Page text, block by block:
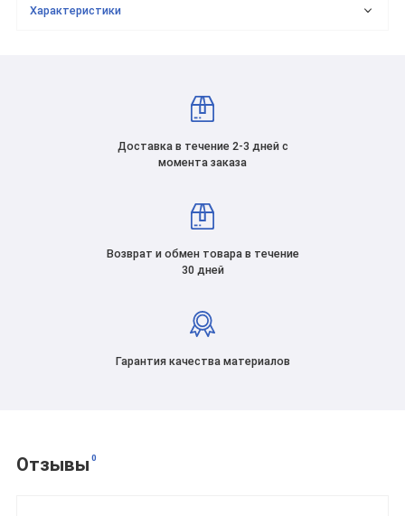
Характеристики
Доставка в течение 2-3 дней с
момента заказа
Возврат и обмен товара в течение
30 дней
Гарантия качества материалов
Отзывы 0